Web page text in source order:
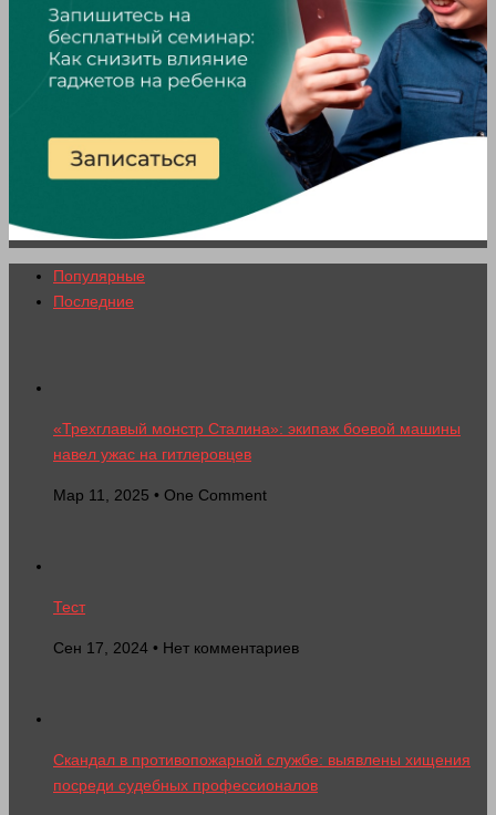
Популярные
Последние
«Трехглавый монстр Сталина»: экипаж боевой машины
навел ужас на гитлеровцев
Мар 11, 2025 • One Comment
Тест
Сен 17, 2024 • Нет комментариев
Скандал в противопожарной службе: выявлены хищения
посреди судебных профессионалов